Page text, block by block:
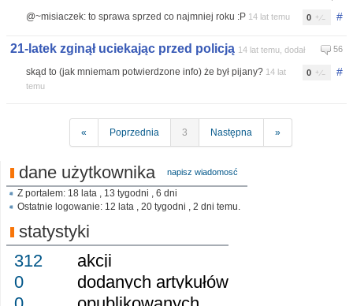
#
0
@~misiaczek: to sprawa sprzed co najmniej roku :P 14 lat temu
21-latek zginął uciekając przed policją 14 lat temu, dodał 56
#
0
skąd to (jak mniemam potwierdzone info) że był pijany? 14 lat
temu
« Poprzednia 3 Następna »
dane użytkownika napisz wiadomosć
Z portalem: 18 lata , 13 tygodni , 6 dni
Ostatnie logowanie: 12 lata , 20 tygodni , 2 dni temu.
statystyki
312
akcji
0
dodanych artykułów